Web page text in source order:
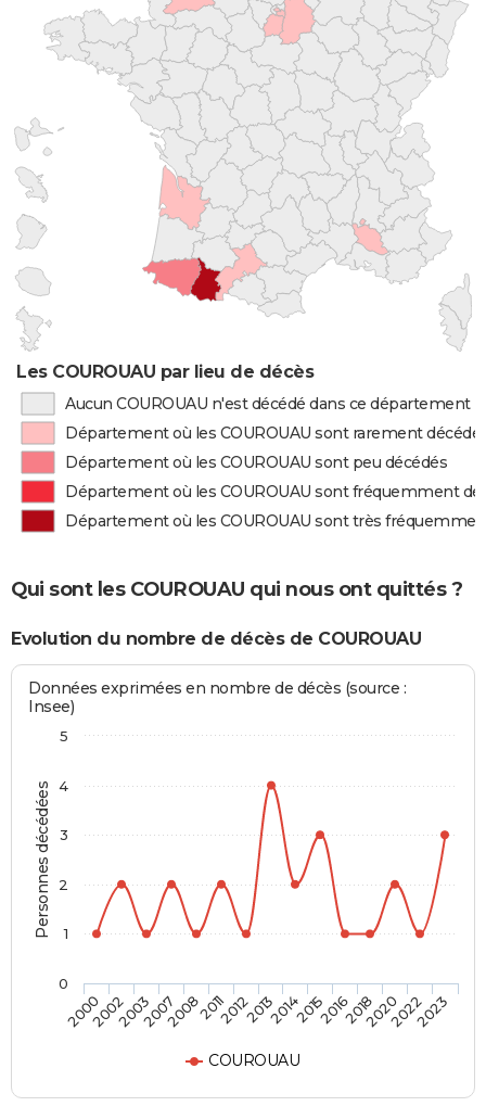
Les COUROUAU par lieu de décès
Aucun COUROUAU n'est décédé dans ce département
Département où les COUROUAU sont rarement
Département où les COUROUAU sont peu décédés
Département où les COUROUAU sont fréquemment
Département où les COUROUAU sont très
Qui sont les COUROUAU qui nous ont quittés ?
Evolution du nombre de décès de COUROUAU
Personnes décédées
Données exprimées en nombre de décès (source :
Insee)
COUROUAU
200020022003200720082011201220132014201520162018202020222023
0
1
2
3
4
5